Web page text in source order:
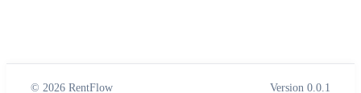
© 2026 RentFlow Version 0.0.1